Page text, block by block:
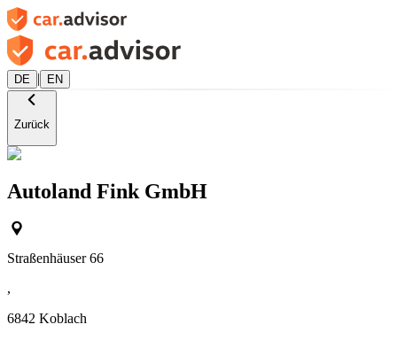
DE | EN
Zurück
Autoland Fink GmbH
Straßenhäuser 66
,
6842 Koblach